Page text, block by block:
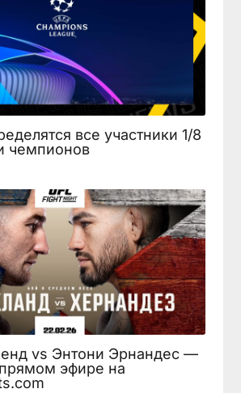
все участники 1/8
чемпионов
vs Энтони Эрнандес —
эфире на